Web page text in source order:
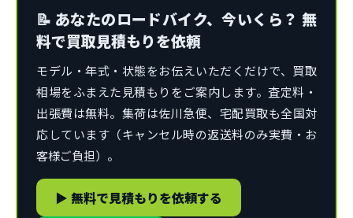
📝 あなたのロードバイク、今いくら？ 無
料で買取見積もりを依頼
モデル・年式・状態をお伝えいただくだけで、買取
相場をふまえた見積もりをご案内します。査定料・
出張費は無料。集荷は佐川急便、宅配買取も全国対
応しています（キャンセル時の返送料のみ実費・お
客様ご負担）。
▶ 無料で見積もりを依頼する